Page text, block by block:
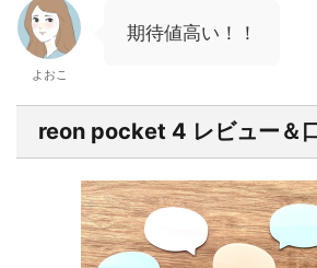
よおこ
期待値高い！！
reon pocket 4 レビュー＆